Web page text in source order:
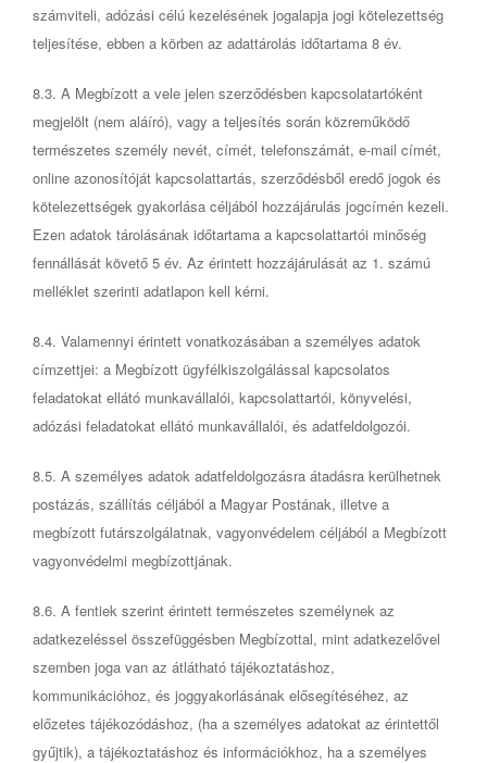
számviteli, adózási célú kezelésének jogalapja jogi kötelezettség
teljesítése, ebben a körben az adattárolás időtartama 8 év.
8.3. A Megbízott a vele jelen szerződésben kapcsolatartóként
megjelölt (nem aláíró), vagy a teljesítés során közreműködő
természetes személy nevét, címét, telefonszámát, e-mail címét,
online azonosítóját kapcsolattartás, szerződésből eredő jogok és
kötelezettségek gyakorlása céljából hozzájárulás jogcímén kezeli.
Ezen adatok tárolásának időtartama a kapcsolattartói minőség
fennállását követő 5 év. Az érintett hozzájárulását az 1. számú
melléklet szerinti adatlapon kell kérni.
8.4. Valamennyi érintett vonatkozásában a személyes adatok
címzettjei: a Megbízott ügyfélkiszolgálással kapcsolatos
feladatokat ellátó munkavállalói, kapcsolattartói, könyvelési,
adózási feladatokat ellátó munkavállalói, és adatfeldolgozói.
8.5. A személyes adatok adatfeldolgozásra átadásra kerülhetnek
postázás, szállítás céljából a Magyar Postának, illetve a
megbízott futárszolgálatnak, vagyonvédelem céljából a Megbízott
vagyonvédelmi megbízottjának.
8.6. A fentiek szerint érintett természetes személynek az
adatkezeléssel összefüggésben Megbízottal, mint adatkezelővel
szemben joga van az átlátható tájékoztatáshoz,
kommunikációhoz, és joggyakorlásának elősegítéséhez, az
előzetes tájékozódáshoz, (ha a személyes adatokat az érintettől
gyűjtik), a tájékoztatáshoz és információkhoz, ha a személyes